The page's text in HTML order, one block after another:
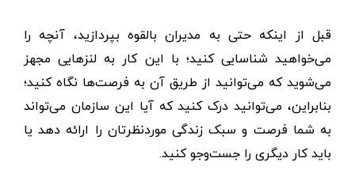
قبل از اینکه حتی به مدیران بالقوه بپردازید، آنچه را
می‌خواهید شناسایی کنید؛ با این کار به لنزهایی مجهز
می‌شوید که می‌توانید از طریق آن به فرصت‌ها نگاه کنید؛
بنابراین، می‌توانید درک کنید که آیا این سازمان می‌تواند
به شما فرصت و سبک زندگی موردنظرتان را ارائه دهد یا
باید کار دیگری را جست‌وجو کنید.